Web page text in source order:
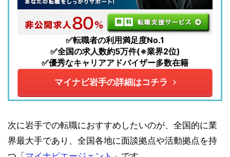
✅転職者の利用満足度No.1
✅全国の求人数約5万件(※業界2位)
✅優秀なキャリアアドバイザー多数在籍
マイナビ岩手の詳細はコチラ
次に岩手での転職におすすめしたいのが、全国的に業
界最大手であり、全国各地に面談拠点や活動拠点を持